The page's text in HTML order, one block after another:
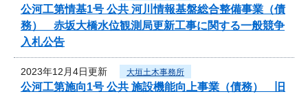
公河工第情基1号 公共 河川情報基盤総合整備事業（債
務） 赤坂大橋水位観測局更新工事に関する一般競争
入札公告
2023年12月4日更新 大垣土木事務所
公河工第施向1号 公共 施設機能向上事業（債務） 旧